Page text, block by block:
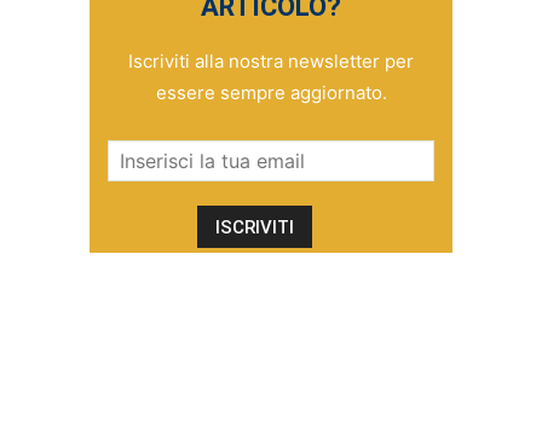
ARTICOLO?
Iscriviti alla nostra newsletter per
essere sempre aggiornato.